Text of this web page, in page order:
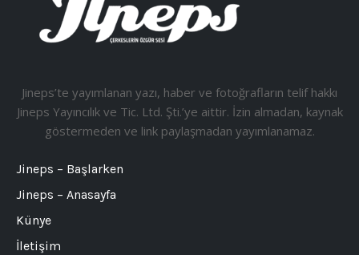
Jineps’te yayımlanan yazı, haber ve fotoğrafların telif hakkı
Jineps Yayıncılık ve Tic. Ltd. Şti.’ye aittir. İzin almadan, kaynak
göstermeden ve link paylaşmadan yayımlanamaz.
Jineps – Başlarken
Jineps – Anasayfa
Künye
İletişim